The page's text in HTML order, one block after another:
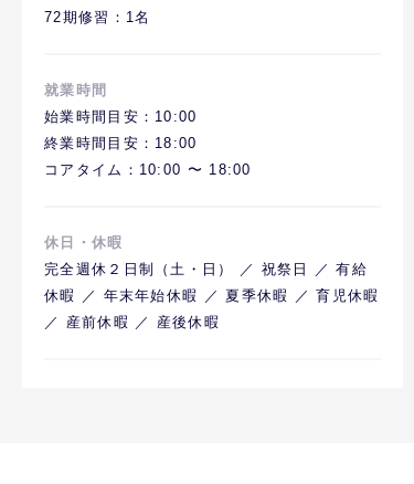
72期修習：1名
就業時間
始業時間目安：10:00
終業時間目安：18:00
コアタイム：10:00 〜 18:00
休日・休暇
完全週休２日制（土・日） ／ 祝祭日 ／ 有給
休暇 ／ 年末年始休暇 ／ 夏季休暇 ／ 育児休暇
／ 産前休暇 ／ 産後休暇